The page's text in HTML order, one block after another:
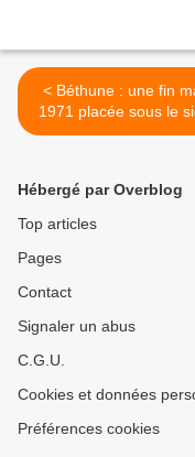
< Béthune : une fin mars
1971 placée sous le
des élections
Hébergé par Overblog
Top articles
Pages
Contact
Signaler un abus
C.G.U.
Cookies et données
Préférences cookies